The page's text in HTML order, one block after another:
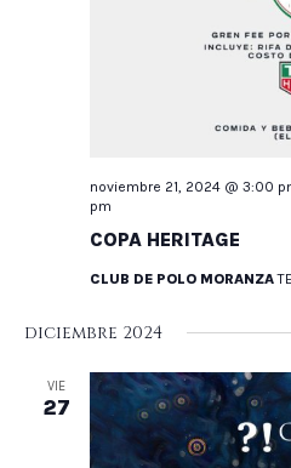
COPA HERITAGE
noviembre 21, 2024 @ 3:00
pm
CLUB DE POLO MORANZA
diciembre 2024
VIE
27